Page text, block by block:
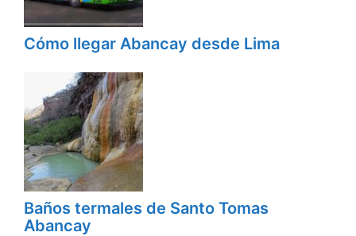
Cómo llegar Abancay desde Lima
Baños termales de Santo Tomas
Abancay